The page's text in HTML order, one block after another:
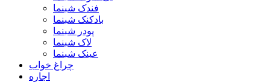
فندک شبنما
بادکنک شبنما
پودر شبنما
لاک شبنما
عینک شبنما
چراغ خواب
اجاره